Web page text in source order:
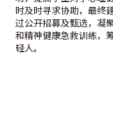
时及时寻求协助，最终
过公开招募及甄选，凝
和精神健康急救训练，
轻人。